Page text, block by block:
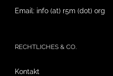
Email: info (at) r5m (dot) org
RECHTLICHES & CO.
Kontakt